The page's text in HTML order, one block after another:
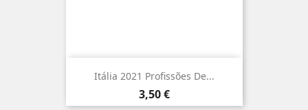
Itália 2021 Profissões De...
Preço
3,50 €